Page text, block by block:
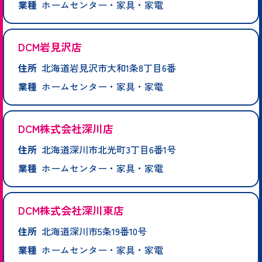
業種 ホームセンター・家具・家電
DCM岩見沢店
住所 北海道岩見沢市大和1条8丁目6番
業種 ホームセンター・家具・家電
DCM株式会社深川店
住所 北海道深川市北光町3丁目6番1号
業種 ホームセンター・家具・家電
DCM株式会社深川東店
住所 北海道深川市5条19番10号
業種 ホームセンター・家具・家電